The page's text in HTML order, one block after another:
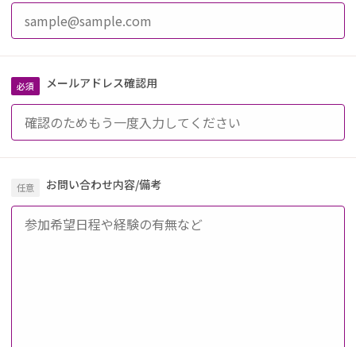
メールアドレス確認用
お問い合わせ内容/備考